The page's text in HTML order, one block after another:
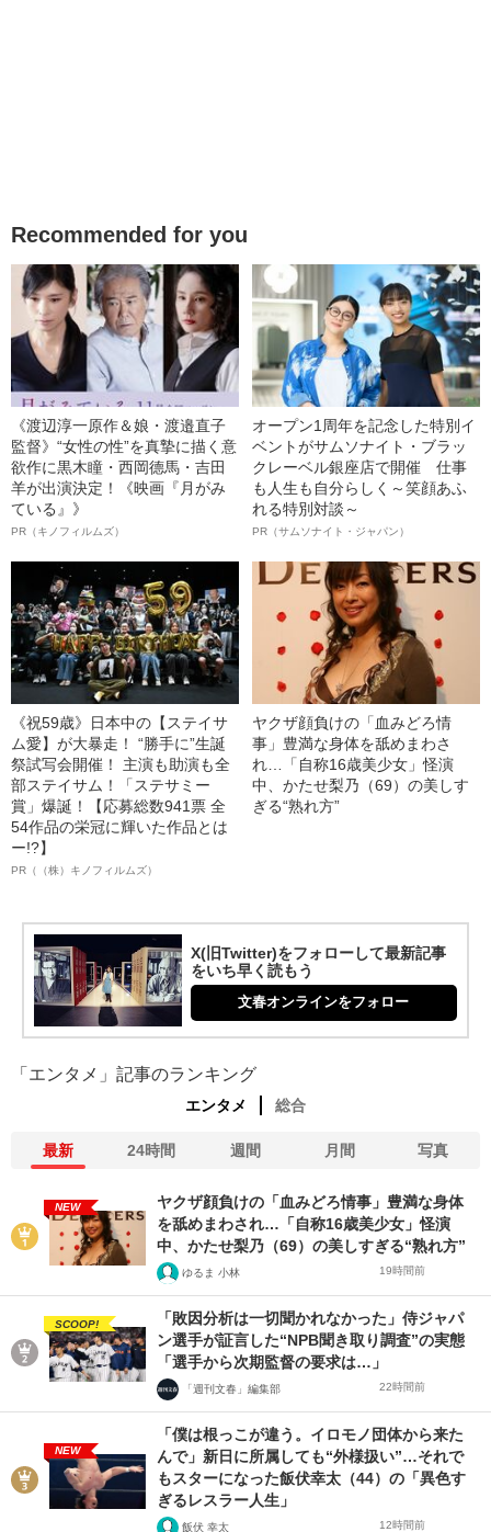
Recommended for you
《渡辺淳一原作＆娘・渡邉直子
監督》“女性の性”を真摯に描く意
欲作に黒木瞳・西岡德馬・吉田
羊が出演決定！《映画『月がみ
ている』》
PR（キノフィルムズ）
オープン1周年を記念した特別イ
ベントがサムソナイト・ブラッ
クレーベル銀座店で開催 仕事
も人生も自分らしく～笑顔あふ
れる特別対談～
PR（サムソナイト・ジャパン）
《祝59歳》日本中の【ステイサ
ム愛】が大暴走！ “勝手に”生誕
祭試写会開催！ 主演も助演も全
部ステイサム！「ステサミー
賞」爆誕！【応募総数941票 全
54作品の栄冠に輝いた作品とは
ー!?】
PR（（株）キノフィルムズ）
ヤクザ顔負けの「血みどろ情
事」豊満な身体を舐めまわさ
れ…「自称16歳美少女」怪演
中、かたせ梨乃（69）の美しす
ぎる“熟れ方”
X(旧Twitter)をフォローして最新記事
をいち早く読もう
文春オンラインをフォロー
「エンタメ」記事のランキング
エンタメ 総合
最新 24時間 週間 月間 写真
NEW
ヤクザ顔負けの「血みどろ情事」豊満な身体
を舐めまわされ…「自称16歳美少女」怪演
中、かたせ梨乃（69）の美しすぎる“熟れ方”
ゆるま 小林 19時間前
SCOOP!
「敗因分析は一切聞かれなかった」侍ジャパ
ン選手が証言した“NPB聞き取り調査”の実態
「選手から次期監督の要求は…」
「週刊文春」編集部 22時間前
NEW
「僕は根っこが違う。イロモノ団体から来た
んで」新日に所属しても“外様扱い”…それで
もスターになった飯伏幸太（44）の「異色す
ぎるレスラー人生」
飯伏 幸太 12時間前